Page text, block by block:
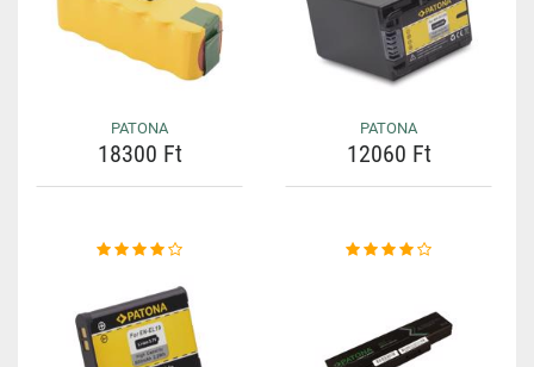
PATONA
18300 Ft
PATONA
12060 Ft